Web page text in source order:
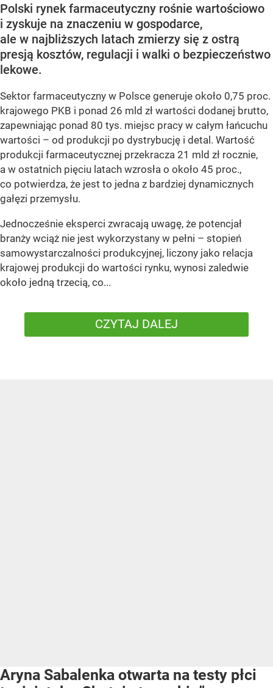
Polski rynek farmaceutyczny rośnie wartościowo
i zyskuje na znaczeniu w gospodarce,
ale w najbliższych latach zmierzy się z ostrą
presją kosztów, regulacji i walki o bezpieczeństwo
lekowe.
Sektor farmaceutyczny w Polsce generuje około 0,75 proc.
krajowego PKB i ponad 26 mld zł wartości dodanej brutto,
zapewniając ponad 80 tys. miejsc pracy w całym łańcuchu
wartości – od produkcji po dystrybucję i detal. Wartość
produkcji farmaceutycznej przekracza 21 mld zł rocznie,
a w ostatnich pięciu latach wzrosła o około 45 proc.,
co potwierdza, że jest to jedna z bardziej dynamicznych
gałęzi przemysłu.
Jednocześnie eksperci zwracają uwagę, że potencjał
branży wciąż nie jest wykorzystany w pełni – stopień
samowystarczalności produkcyjnej, liczony jako relacja
krajowej produkcji do wartości rynku, wynosi zaledwie
około jedną trzecią, co...
CZYTAJ DALEJ
Aryna Sabalenka otwarta na testy płci